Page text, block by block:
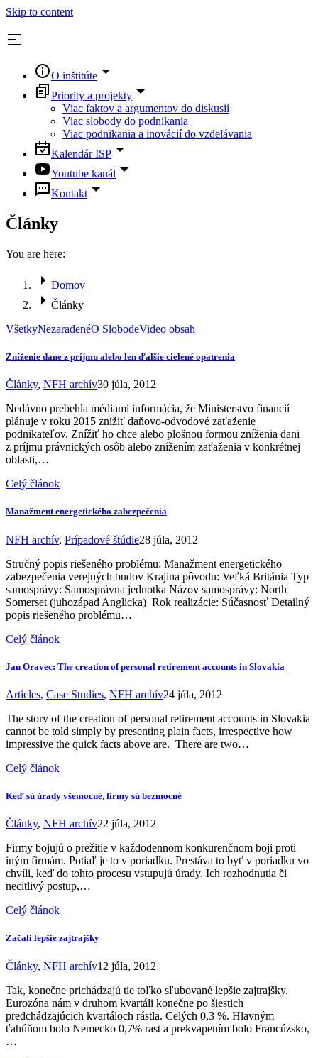
Skip to content
O inštitúte
Priority a projekty
Viac faktov a argumentov do diskusií
Viac slobody do podnikania
Viac podnikania a inovácií do vzdelávania
Kalendár ISP
Youtube kanál
Kontakt
Články
You are here:
Domov
Články
VšetkyNezaradenéO SlobodeVideo obsah
Zníženie dane z príjmu alebo len ďalšie cielené opatrenia
Články, NFH archív30 júla, 2012
Nedávno prebehla médiami informácia, že Ministerstvo financií
plánuje v roku 2015 znížiť daňovo-odvodové zaťaženie
podnikateľov. Znížiť ho chce alebo plošnou formou zníženia dani
z príjmu právnických osôb alebo znížením zaťaženia v konkrétnej
oblasti,…
Celý článok
Manažment energetického zabezpečenia
NFH archív, Prípadové štúdie28 júla, 2012
Stručný popis riešeného problému: Manažment energetického
zabezpečenia verejných budov Krajina pôvodu: Veľká Británia Typ
samosprávy: Samosprávna jednotka Názov samosprávy: North
Somerset (juhozápad Anglicka) Rok realizácie: Súčasnosť Detailný
popis riešeného problému…
Celý článok
Jan Oravec: The creation of personal retirement accounts in Slovakia
Articles, Case Studies, NFH archív24 júla, 2012
The story of the creation of personal retirement accounts in Slovakia
cannot be told simply by presenting plain facts, irrespective how
impressive the quick facts above are. There are two…
Celý článok
Keď sú úrady všemocné, firmy sú bezmocné
Články, NFH archív22 júla, 2012
Firmy bojujú o prežitie v každodennom konkurenčnom boji proti
iným firmám. Potiaľ je to v poriadku. Prestáva to byť v poriadku vo
chvíli, keď do tohto procesu vstupujú úrady. Ich rozhodnutia či
necitlivý postup,…
Celý článok
Začali lepšie zajtrajšky
Články, NFH archív12 júla, 2012
Tak, konečne prichádzajú tie toľko sľubované lepšie zajtrajšky.
Eurozóna nám v druhom kvartáli konečne po šiestich
predchádzajúcich kvartáloch rástla. Celých 0,3 %. Hlavným
ťahúňom bolo Nemecko 0,7% rast a prekvapením bolo Francúzsko,
…